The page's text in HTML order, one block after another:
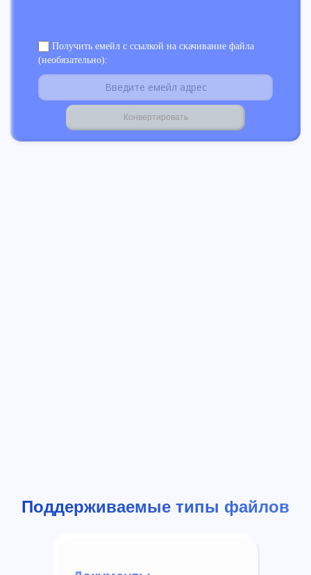
Получить емейл с ссылкой на скачивание файла
(необязательно):
Поддерживаемые типы файлов